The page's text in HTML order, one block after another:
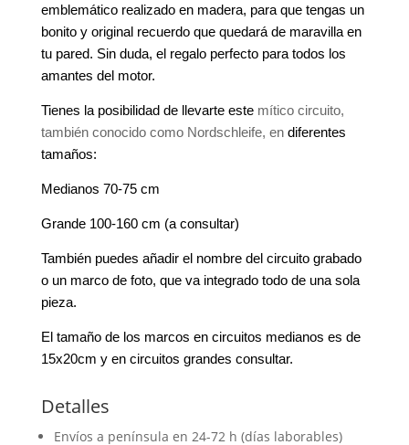
emblemático realizado en madera, para que tengas un
bonito y original recuerdo que quedará de maravilla en
tu pared. Sin duda, el regalo perfecto para todos los
amantes del motor.
Tienes la posibilidad de llevarte este mítico circuito,
también conocido como Nordschleife, en diferentes
tamaños:
Medianos 70-75 cm
Grande 100-160 cm (a consultar)
También puedes añadir el nombre del circuito grabado
o un marco de foto, que va integrado todo de una sola
pieza.
El tamaño de los marcos en circuitos medianos es de
15x20cm y en circuitos grandes consultar.
Detalles
Envíos a península en 24-72 h (días laborables)